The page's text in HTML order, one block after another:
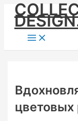
Skip
contentMain
Menu
цветовых